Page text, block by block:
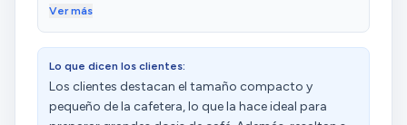
robusto, aunque en la parte superior tiene un
acabado en acero inoxidable. Es una cafetera fácil de
utilizar y con unas excelentes características y
función perfectamente, que es hacer café y bastante
Ver más
Lo que dicen los clientes:
Los clientes destacan el tamaño compacto y
pequeño de la cafetera, lo que la hace ideal para